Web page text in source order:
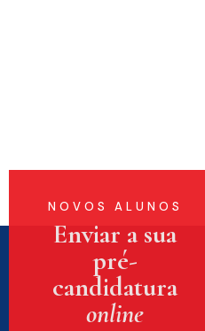
NOVOS ALUNOS
Enviar a sua
pré-
candidatura
online